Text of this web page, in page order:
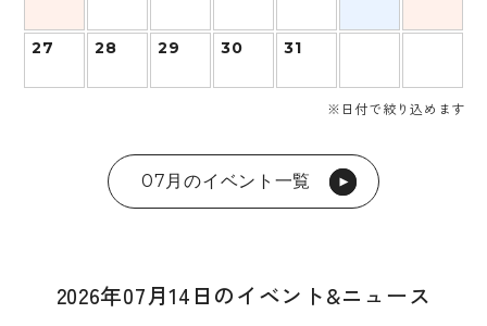
27 28 29 30 31
※日付で絞り込めます
07月のイベント一覧
2026年07月14日のイベント&ニュース